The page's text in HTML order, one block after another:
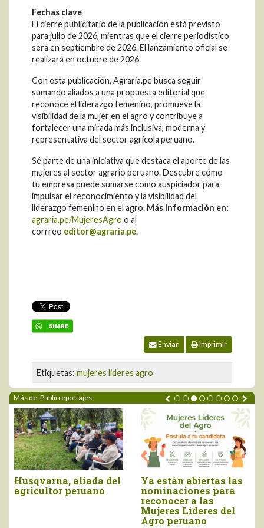
Fechas clave
El cierre publicitario de la publicación está previsto
para julio de 2026, mientras que el cierre periodístico
será en septiembre de 2026. El lanzamiento oficial se
realizará en octubre de 2026.
Con esta publicación, Agraria.pe busca seguir
sumando aliados a una propuesta editorial que
reconoce el liderazgo femenino, promueve la
visibilidad de la mujer en el agro y contribuye a
fortalecer una mirada más inclusiva, moderna y
representativa del sector agrícola peruano.
Sé parte de una iniciativa que destaca el aporte de las
mujeres al sector agrario peruano. Descubre cómo
tu empresa puede sumarse como auspiciador para
impulsar el reconocimiento y la visibilidad del
liderazgo femenino en el agro. Más información en:
agraria.pe/MujeresAgro o al
corrreo editor@agraria.pe.
Enviar Imprimir
Etiquetas: mujeres lideres agro
Más de: Publirreportajes
aliada del
peruano
Ya están abiertas las
nominaciones para
reconocer a las
Mujeres Líderes del
Agro peruano